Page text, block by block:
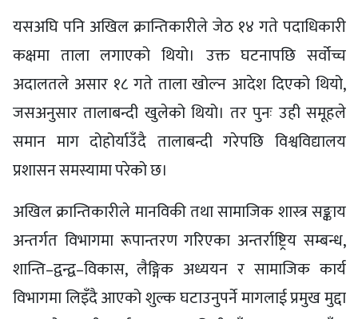
यसअघि पनि अखिल क्रान्तिकारीले जेठ १४ गते पदाधिकारी
कक्षमा ताला लगाएको थियो। उक्त घटनापछि सर्वोच्च
अदालतले असार १८ गते ताला खोल्न आदेश दिएको थियो,
जसअनुसार तालाबन्दी खुलेको थियो। तर पुनः उही समूहले
समान माग दोहोर्याउँदै तालाबन्दी गरेपछि विश्वविद्यालय
प्रशासन समस्यामा परेको छ।
अखिल क्रान्तिकारीले मानविकी तथा सामाजिक शास्त्र सङ्काय
अन्तर्गत विभागमा रूपान्तरण गरिएका अन्तर्राष्ट्रिय सम्बन्ध,
शान्ति–द्वन्द्व–विकास, लैङ्गिक अध्ययन र सामाजिक कार्य
विभागमा लिइँदै आएको शुल्क घटाउनुपर्ने मागलाई प्रमुख मुद्दा